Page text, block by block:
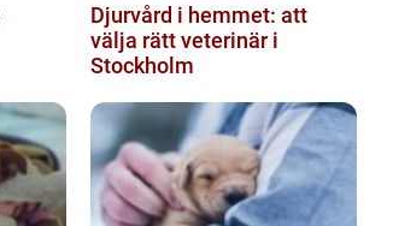
Djurvård i hemmet: att
välja rätt veterinär i
Stockholm